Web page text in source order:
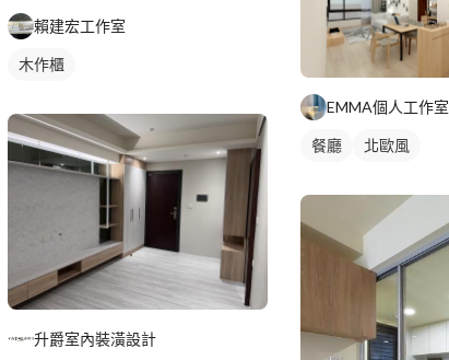
賴建宏工作室
木作櫃
升爵室內裝潢設計
EMMA個人工作室
餐廳 北歐風